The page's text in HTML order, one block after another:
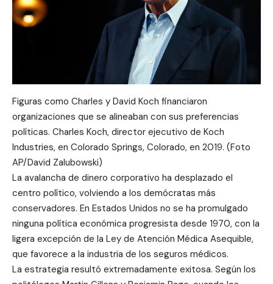
Figuras como Charles y David Koch financiaron
organizaciones que se alineaban con sus preferencias
políticas. Charles Koch, director ejecutivo de Koch
Industries, en Colorado Springs, Colorado, en 2019. (Foto
AP/David Zalubowski)
La avalancha de dinero corporativo ha desplazado el
centro político, volviendo a los demócratas más
conservadores. En Estados Unidos no se ha promulgado
ninguna política económica progresista desde 1970, con la
ligera excepción de la Ley de Atención Médica Asequible,
que favorece a la industria de los seguros médicos.
La estrategia resultó extremadamente exitosa. Según los